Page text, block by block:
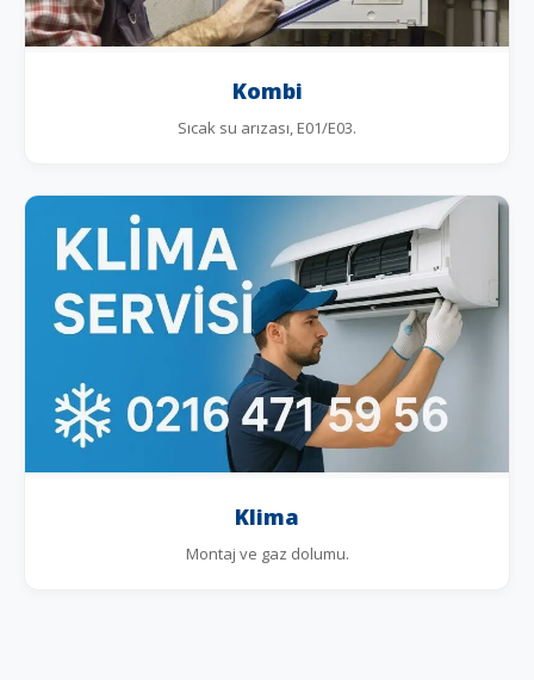
Kombi
Sıcak su arızası, E01/E03.
Klima
Montaj ve gaz dolumu.